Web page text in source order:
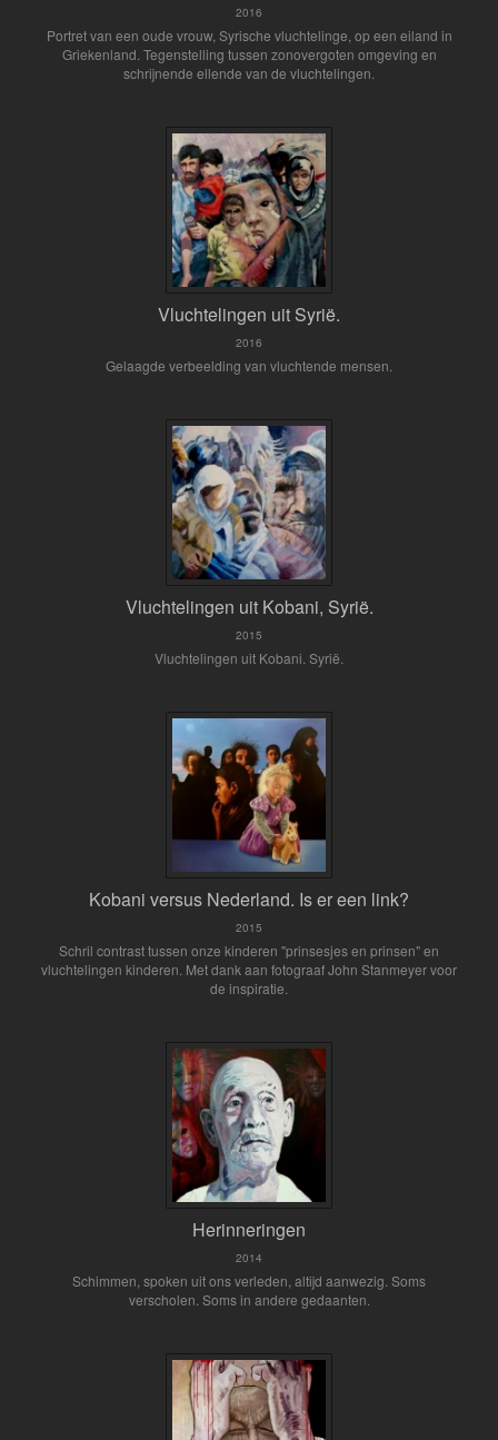
2016
Portret van een oude vrouw, Syrische vluchtelinge, op een eiland in
Griekenland. Tegenstelling tussen zonovergoten omgeving en
schrijnende ellende van de vluchtelingen.
Vluchtelingen uit Syrië.
2016
Gelaagde verbeelding van vluchtende mensen.
Vluchtelingen uit Kobani, Syrië.
2015
Vluchtelingen uit Kobani. Syrië.
Kobani versus Nederland. Is er een link?
2015
Schril contrast tussen onze kinderen "prinsesjes en prinsen" en
vluchtelingen kinderen. Met dank aan fotograaf John Stanmeyer voor
de inspiratie.
Herinneringen
2014
Schimmen, spoken uit ons verleden, altijd aanwezig. Soms
verscholen. Soms in andere gedaanten.